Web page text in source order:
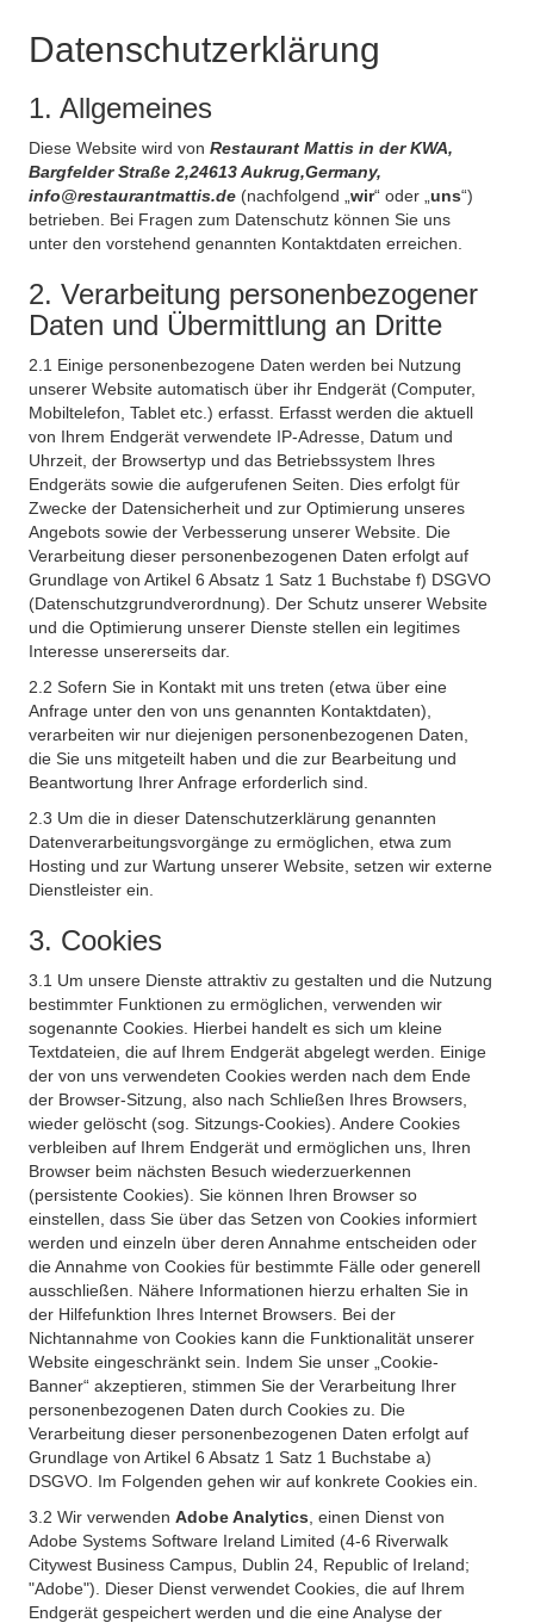
Datenschutzerklärung
1. Allgemeines
Diese Website wird von Restaurant Mattis in der KWA,
Bargfelder Straße 2,24613 Aukrug,Germany,
info@restaurantmattis.de (nachfolgend „ wir“ oder „ uns“)
betrieben. Bei Fragen zum Datenschutz können Sie uns
unter den vorstehend genannten Kontaktdaten erreichen.
2. Verarbeitung personenbezogener
Daten und Übermittlung an Dritte
2.1 Einige personenbezogene Daten werden bei Nutzung
unserer Website automatisch über ihr Endgerät (Computer,
Mobiltelefon, Tablet etc.) erfasst. Erfasst werden die aktuell
von Ihrem Endgerät verwendete IP-Adresse, Datum und
Uhrzeit, der Browsertyp und das Betriebssystem Ihres
Endgeräts sowie die aufgerufenen Seiten. Dies erfolgt für
Zwecke der Datensicherheit und zur Optimierung unseres
Angebots sowie der Verbesserung unserer Website. Die
Verarbeitung dieser personenbezogenen Daten erfolgt auf
Grundlage von Artikel 6 Absatz 1 Satz 1 Buchstabe f) DSGVO
(Datenschutzgrundverordnung). Der Schutz unserer Website
und die Optimierung unserer Dienste stellen ein legitimes
Interesse unsererseits dar.
2.2 Sofern Sie in Kontakt mit uns treten (etwa über eine
Anfrage unter den von uns genannten Kontaktdaten),
verarbeiten wir nur diejenigen personenbezogenen Daten,
die Sie uns mitgeteilt haben und die zur Bearbeitung und
Beantwortung Ihrer Anfrage erforderlich sind.
2.3 Um die in dieser Datenschutzerklärung genannten
Datenverarbeitungsvorgänge zu ermöglichen, etwa zum
Hosting und zur Wartung unserer Website, setzen wir externe
Dienstleister ein.
3. Cookies
3.1 Um unsere Dienste attraktiv zu gestalten und die Nutzung
bestimmter Funktionen zu ermöglichen, verwenden wir
sogenannte Cookies. Hierbei handelt es sich um kleine
Textdateien, die auf Ihrem Endgerät abgelegt werden. Einige
der von uns verwendeten Cookies werden nach dem Ende
der Browser-Sitzung, also nach Schließen Ihres Browsers,
wieder gelöscht (sog. Sitzungs-Cookies). Andere Cookies
verbleiben auf Ihrem Endgerät und ermöglichen uns, Ihren
Browser beim nächsten Besuch wiederzuerkennen
(persistente Cookies). Sie können Ihren Browser so
einstellen, dass Sie über das Setzen von Cookies informiert
werden und einzeln über deren Annahme entscheiden oder
die Annahme von Cookies für bestimmte Fälle oder generell
ausschließen. Nähere Informationen hierzu erhalten Sie in
der Hilfefunktion Ihres Internet Browsers. Bei der
Nichtannahme von Cookies kann die Funktionalität unserer
Website eingeschränkt sein. Indem Sie unser „Cookie-
Banner“ akzeptieren, stimmen Sie der Verarbeitung Ihrer
personenbezogenen Daten durch Cookies zu. Die
Verarbeitung dieser personenbezogenen Daten erfolgt auf
Grundlage von Artikel 6 Absatz 1 Satz 1 Buchstabe a)
DSGVO. Im Folgenden gehen wir auf konkrete Cookies ein.
3.2 Wir verwenden Adobe Analytics , einen Dienst von
Adobe Systems Software Ireland Limited (4-6 Riverwalk
Citywest Business Campus, Dublin 24, Republic of Ireland;
"Adobe"). Dieser Dienst verwendet Cookies, die auf Ihrem
Endgerät gespeichert werden und die eine Analyse der